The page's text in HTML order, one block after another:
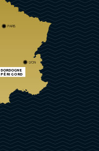
DORDOGNE
PÉRIGORD
PARIS
LYON